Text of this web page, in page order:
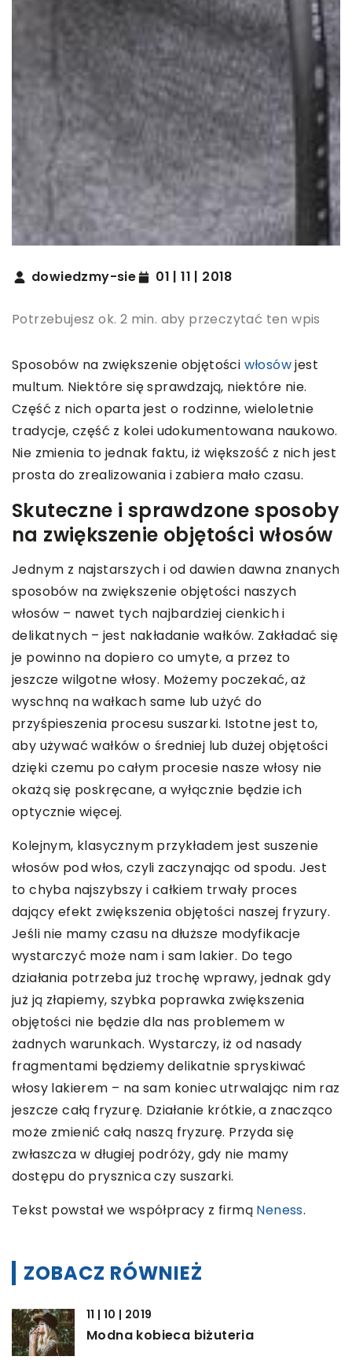
dowiedzmy-sie 01 | 11 | 2018
Potrzebujesz ok. 2 min. aby przeczytać ten wpis
Sposobów na zwiększenie objętości włosówjest
multum. Niektóre się sprawdzają, niektóre nie.
Część z nich oparta jest o rodzinne, wieloletnie
tradycje, część z kolei udokumentowana naukowo.
Nie zmienia to jednak faktu, iż większość z nich jest
prosta do zrealizowania i zabiera mało czasu.
Skuteczne i sprawdzone sposoby
na zwiększenie objętości włosów
Jednym z najstarszych i od dawien dawna znanych
sposobów na zwiększenie objętości naszych
włosów – nawet tych najbardziej cienkich i
delikatnych – jest nakładanie wałków. Zakładać się
je powinno na dopiero co umyte, a przez to
jeszcze wilgotne włosy. Możemy poczekać, aż
wyschną na wałkach same lub użyć do
przyśpieszenia procesu suszarki. Istotne jest to,
aby używać wałków o średniej lub dużej objętości
dzięki czemu po całym procesie nasze włosy nie
okażą się poskręcane, a wyłącznie będzie ich
optycznie więcej.
Kolejnym, klasycznym przykładem jest suszenie
włosów pod włos, czyli zaczynając od spodu. Jest
to chyba najszybszy i całkiem trwały proces
dający efekt zwiększenia objętości naszej fryzury.
Jeśli nie mamy czasu na dłuższe modyfikacje
wystarczyć może nam i sam lakier. Do tego
działania potrzeba już trochę wprawy, jednak gdy
już ją złapiemy, szybka poprawka zwiększenia
objętości nie będzie dla nas problemem w
żadnych warunkach. Wystarczy, iż od nasady
fragmentami będziemy delikatnie spryskiwać
włosy lakierem – na sam koniec utrwalając nim raz
jeszcze całą fryzurę. Działanie krótkie, a znacząco
może zmienić całą naszą fryzurę. Przyda się
zwłaszcza w długiej podróży, gdy nie mamy
dostępu do prysznica czy suszarki.
Tekst powstał we współpracy z firmą Neness.
ZOBACZ RÓWNIEŻ
11 | 10 | 2019
Modna kobieca biżuteria